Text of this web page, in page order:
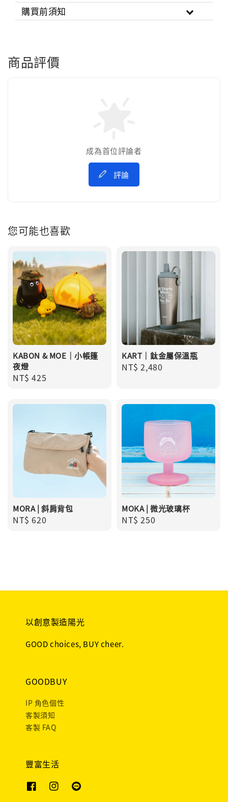
購買前須知
商品評價
成為首位評論者
評論
您可能也喜歡
KABON & MOE｜小帳篷
夜燈
Regular
NT$ 425
KART｜鈦金屬保溫瓶
Regular
NT$ 2,480
MORA | 斜肩背包
Regular
NT$ 620
MOKA | 微光玻璃杯
Regular
NT$ 250
以創意製造陽光
GOOD choices, BUY cheer.
GOODBUY
IP 角色個性
客製須知
客製 FAQ
豐富生活